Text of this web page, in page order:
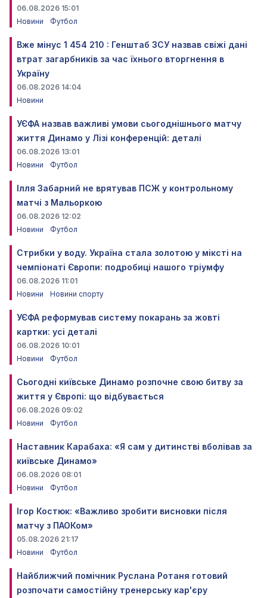
06.08.2026 15:01
Новини
Футбол
Вже мінус 1 454 210 : Генштаб ЗСУ назвав свіжі дані
втрат загарбників за час їхнього вторгнення в
Україну
06.08.2026 14:04
Новини
УЄФА назвав важливі умови сьогоднішнього матчу
життя Динамо у Лізі конференцій: деталі
06.08.2026 13:01
Новини
Футбол
Ілля Забарний не врятував ПСЖ у контрольному
матчі з Мальоркою
06.08.2026 12:02
Новини
Футбол
Стрибки у воду. Україна стала золотою у міксті на
чемпіонаті Європи: подробиці нашого тріумфу
06.08.2026 11:01
Новини
Новини спорту
УЄФА реформував систему покарань за жовті
картки: усі деталі
06.08.2026 10:01
Новини
Футбол
Сьогодні київське Динамо розпочне свою битву за
життя у Європі: що відбувається
06.08.2026 09:02
Новини
Футбол
Наставник Карабаха: «Я сам у дитинстві вболівав за
київське Динамо»
06.08.2026 08:01
Новини
Футбол
Ігор Костюк: «Важливо зробити висновки після
матчу з ПАОКом»
05.08.2026 21:17
Новини
Футбол
Найближчий помічник Руслана Ротаня готовий
розпочати самостійну тренерську кар'єру